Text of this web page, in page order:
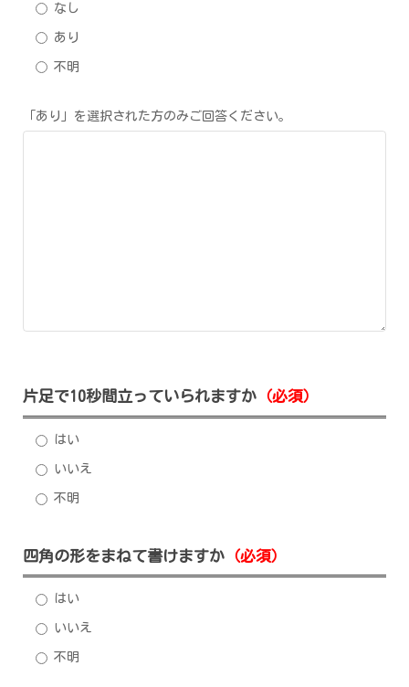
なし
あり
不明
「あり」を選択された方のみご回答ください。
片足で10秒間立っていられますか （必須）
はい
いいえ
不明
四角の形をまねて書けますか （必須）
はい
いいえ
不明